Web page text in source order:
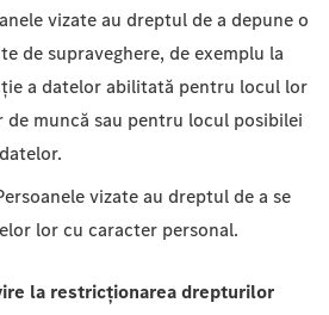
vizate au dreptul de a depune o
de supraveghere, de exemplu la
a datelor abilitată pentru locul lor
muncă sau pentru locul posibilei
vizate au dreptul de a se
lor cu caracter personal.
la restricționarea drepturilor